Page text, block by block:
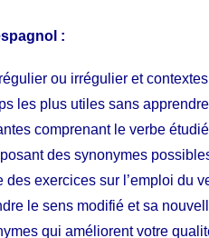
:
ou irrégulier et
les plus utiles sans
comprenant le verbe
des synonymes
exercices sur l’emploi
le sens modifié et sa
qui améliorent votre